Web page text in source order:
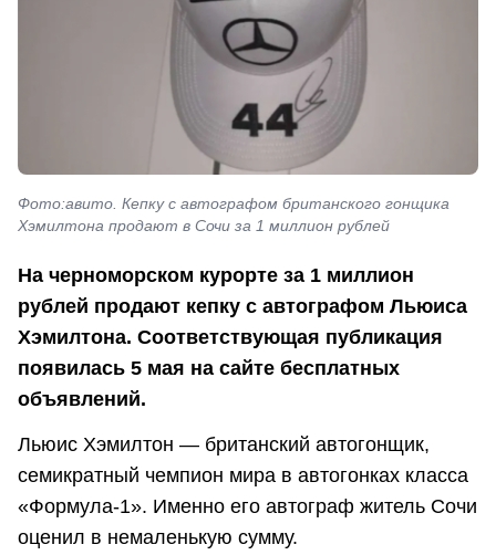
Фото:авито. Кепку с автографом британского гонщика
Хэмилтона продают в Сочи за 1 миллион рублей
На черноморском курорте за 1 миллион
рублей продают кепку с автографом Льюиса
Хэмилтона. Соответствующая публикация
появилась 5 мая на сайте бесплатных
объявлений.
Льюис Хэмилтон — британский автогонщик,
семикратный чемпион мира в автогонках класса
«Формула-1». Именно его автограф житель Сочи
оценил в немаленькую сумму.